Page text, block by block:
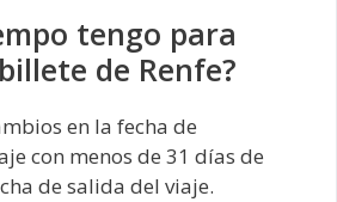
tengo para
de Renfe?
en la fecha de
con menos de 31 días de
de salida del viaje.